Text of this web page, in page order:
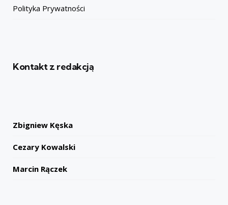
Polityka Prywatności
Kontakt z redakcją
Zbigniew Kęska
Cezary Kowalski
Marcin Rączek